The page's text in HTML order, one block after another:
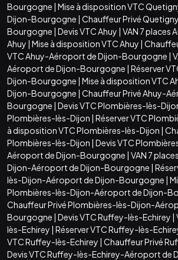
Bourgogne | Mise à disposition VTC
Dijon-Bourgogne | Chauffeur Privé
Bourgogne | Devis VTC Ahuy | VAN 7 places
Ahuy | Mise à disposition VTC Ahuy |
VTC Ahuy-Aéroport de Dijon-Bourgogne |
Aéroport de Dijon-Bourgogne | Réserver
Dijon-Bourgogne | Mise à disposition VTC
Dijon-Bourgogne | Chauffeur Privé Ahuy-
Bourgogne | Devis VTC Plombières-lès-
Plombières-lès-Dijon | Réserver VTC
à disposition VTC Plombières-lès-Dijon |
Plombières-lès-Dijon | Devis VTC
Aéroport de Dijon-Bourgogne | VAN 7
Dijon-Aéroport de Dijon-Bourgogne |
lès-Dijon-Aéroport de Dijon-Bourgogne |
Plombières-lès-Dijon-Aéroport de Dijon-
Chauffeur Privé Plombières-lès-Dijon-
Bourgogne | Devis VTC Ruffey-lès-Echirey |
lès-Echirey | Réserver VTC Ruffey-lès-
VTC Ruffey-lès-Echirey | Chauffeur Privé
Devis VTC Ruffey-lès-Echirey-Aéroport de